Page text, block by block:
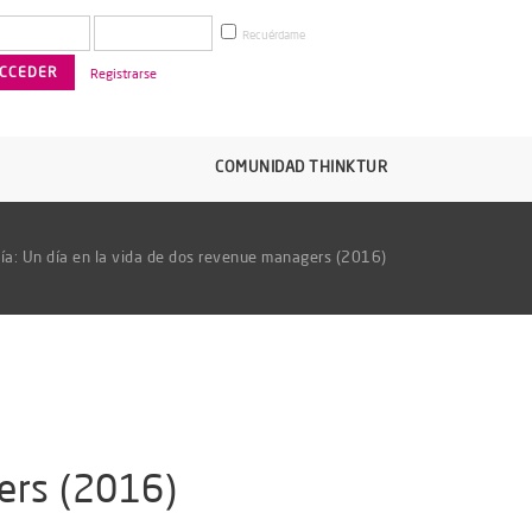
Recuérdame
Registrarse
COMUNIDAD THINKTUR
Un día en la vida de dos revenue managers (2016)
(2016)